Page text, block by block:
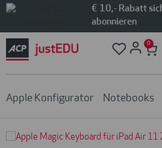
€ 10,- Rabatt
abonnieren
0
Apple Konfigurator Notebooks